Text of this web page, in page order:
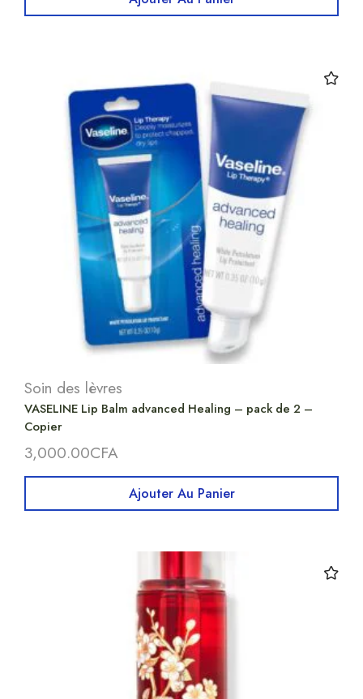
Soin des lèvres
VASELINE Lip Balm advanced Healing – pack de 2 –
Copier
3,000.00CFA
Ajouter Au Panier